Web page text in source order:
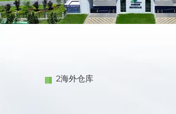
2海外仓库